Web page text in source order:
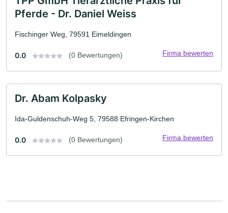
Pferde - Dr. Daniel Weiss
Fischinger Weg, 79591 Eimeldingen
0.0 (0 Bewertungen) Firma bewerten
Dr. Abam Kolpasky
Ida-Guldenschuh-Weg 5, 79588 Efringen-Kirchen
0.0 (0 Bewertungen) Firma bewerten